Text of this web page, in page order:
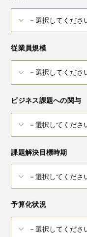
従業員規模
ビジネス課題への関与
課題解決目標時期
予算化状況